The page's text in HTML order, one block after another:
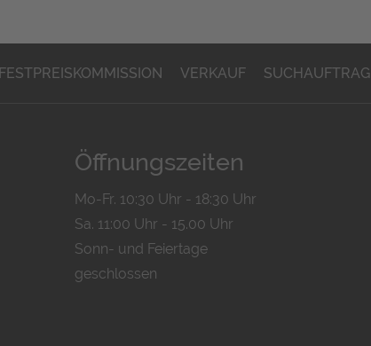
FESTPREISKOMMISSION VERKAUF SUCHAUFTRAG
Öffnungszeiten
Mo-Fr. 10:30 Uhr - 18:30 Uhr
Sa. 11:00 Uhr - 15.00 Uhr
Sonn- und Feiertage
geschlossen